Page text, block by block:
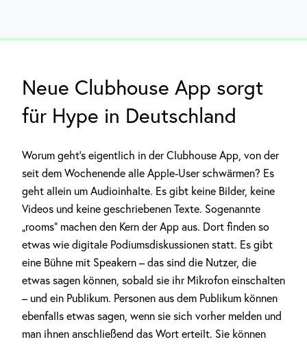
Neue Clubhouse App sorgt
für Hype in Deutschland
Worum geht’s eigentlich in der Clubhouse App, von der
seit dem Wochenende alle Apple-User schwärmen? Es
geht allein um Audioinhalte. Es gibt keine Bilder, keine
Videos und keine geschriebenen Texte. Sogenannte
„rooms“ machen den Kern der App aus. Dort finden so
etwas wie digitale Podiumsdiskussionen statt. Es gibt
eine Bühne mit Speakern – das sind die Nutzer, die
etwas sagen können, sobald sie ihr Mikrofon einschalten
– und ein Publikum. Personen aus dem Publikum können
ebenfalls etwas sagen, wenn sie sich vorher melden und
man ihnen anschließend das Wort erteilt. Sie können